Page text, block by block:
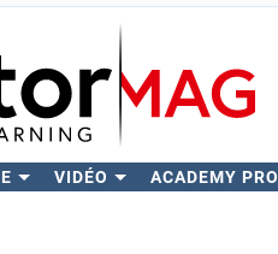
VIDÉO ACADEMY PRO